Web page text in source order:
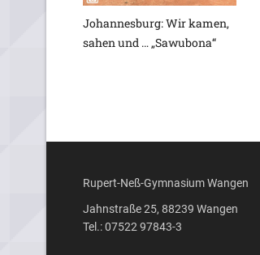
Johannesburg: Wir kamen,
sahen und … „Sawubona“
Rupert-Neß-Gymnasium Wangen
Jahnstraße 25, 88239 Wangen
Tel.: 07522 97843-3